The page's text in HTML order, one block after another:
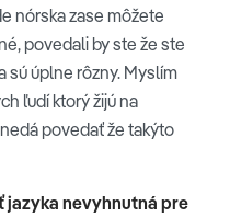
nórska zase môžete
povedali by ste že ste
sú úplne rôzny. Myslím
ľudí ktorý žijú na
povedať že takýto
jazyka nevyhnutná pre